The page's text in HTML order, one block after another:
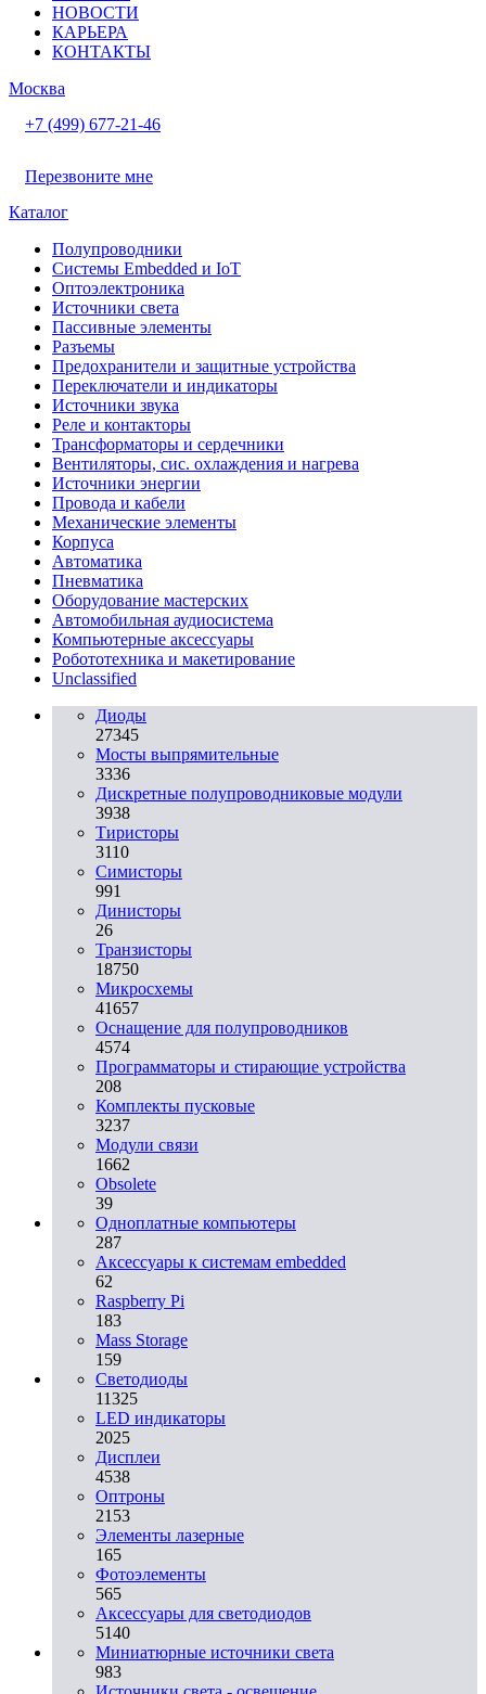
НОВОСТИ
КАРЬЕРА
КОНТАКТЫ
Москва
+7 (499) 677-21-46
Перезвоните мне
Каталог
Полупроводники
Системы Embedded и IoT
Oптоэлектроника
Источники света
Пассивные элементы
Разъeмы
Предохранители и защитные устройства
Переключатели и индикаторы
Источники звука
Реле и контакторы
Трансформаторы и сердечники
Вентиляторы, сис. охлаждения и нагрева
Источники энергии
Провода и кабели
Механические элементы
Корпуса
Автоматика
Пневматика
Оборудование мастерских
Автомобильная аудиосистема
Компьютерные аксессуары
Робототехника и макетирование
Unclassified
Диоды
27345
Мосты выпрямительные
3336
Дискретные полупроводниковые модули
3938
Тиристоры
3110
Симисторы
991
Динисторы
26
Транзисторы
18750
Микросхемы
41657
Оснащение для полупроводников
4574
Программаторы и стирающие устройства
208
Комплекты пусковые
3237
Модули связи
1662
Obsolete
39
Одноплатные компьютеры
287
Аксессуары к системам embedded
62
Raspberry Pi
183
Mass Storage
159
Светодиоды
11325
LED индикаторы
2025
Дисплеи
4538
Оптроны
2153
Элементы лазерные
165
Фотоэлементы
565
Аксессуары для светодиодов
5140
Миниатюрные источники света
983